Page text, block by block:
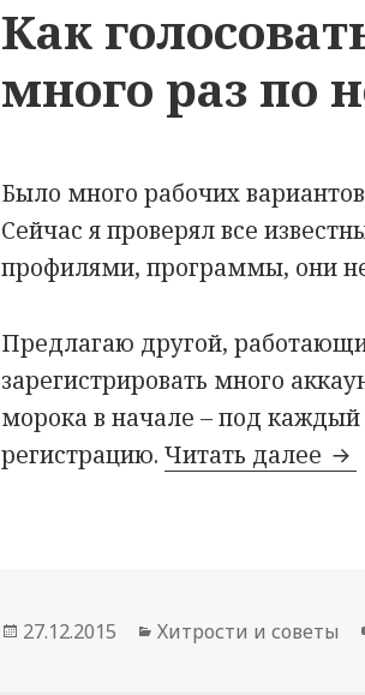
Как
много раз по
Было много рабочих
Сейчас я проверял все
профилями, программы, они
Предлагаю другой,
зарегистрировать много
морока в начале – под каждый
регистрацию.Читать далее
Опубликовано
27.12.2015 Рубрики
Хитрости и советы